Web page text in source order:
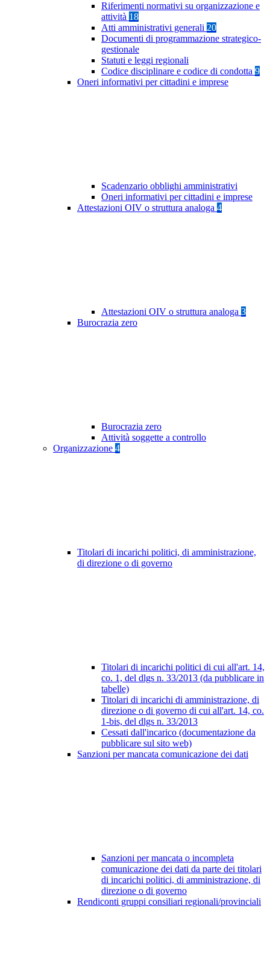
Riferimenti normativi su organizzazione e
attività 18
Atti amministrativi generali 20
Documenti di programmazione strategico-
gestionale
Statuti e leggi regionali
Codice disciplinare e codice di condotta 9
Oneri informativi per cittadini e imprese
Scadenzario obblighi amministrativi
Oneri informativi per cittadini e imprese
Attestazioni OIV o struttura analoga 4
Attestazioni OIV o struttura analoga 3
Burocrazia zero
Burocrazia zero
Attività soggette a controllo
Organizzazione 4
Titolari di incarichi politici, di amministrazione,
di direzione o di governo
Titolari di incarichi politici di cui all'art. 14,
co. 1, del dlgs n. 33/2013 (da pubblicare in
tabelle)
Titolari di incarichi di amministrazione, di
direzione o di governo di cui all'art. 14, co.
1-bis, del dlgs n. 33/2013
Cessati dall'incarico (documentazione da
pubblicare sul sito web)
Sanzioni per mancata comunicazione dei dati
Sanzioni per mancata o incompleta
comunicazione dei dati da parte dei titolari
di incarichi politici, di amministrazione, di
direzione o di governo
Rendiconti gruppi consiliari regionali/provinciali